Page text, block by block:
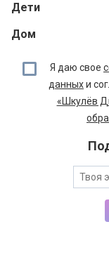
Дети
Дом
Я даю свое
данныхи
«Шкулёв